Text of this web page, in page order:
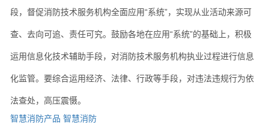
段，督促消防技术服务机构全面应用“系统”，实现从业活动来源可
查、去向可追、责任可究。鼓励各地在应用“系统”的基础上，积极
运用信息化技术辅助手段，对消防技术服务机构执业过程进行信息
化监管。要综合运用经济、法律、行政等手段，对违法违规行为依
法查处，高压震慑。
智慧消防产品 智慧消防